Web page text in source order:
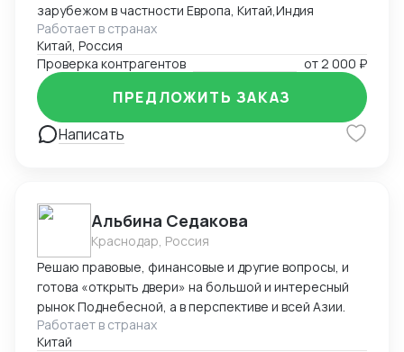
зарубежом в частности Европа, Китай,Индия
Работает в странах
Китай, Россия
Проверка контрагентов
от2 000 ₽
Написать
ПРЕДЛОЖИТЬ ЗАКАЗ
Альбина Седакова
Краснодар, Россия
Решаю правовые, финансовые и другие вопросы, и
готова «открыть двери» на большой и интересный
рынок Поднебесной, а в перспективе и всей Азии.
Работает в странах
Китай